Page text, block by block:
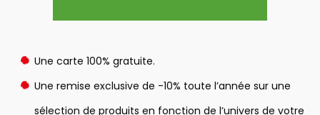
Une carte 100% gratuite.
Une remise exclusive de -10% toute l’année sur une
sélection de produits en fonction de l’univers de votre